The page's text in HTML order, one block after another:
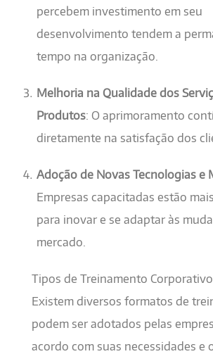
percebem investimento em seu
desenvolvimento tendem a
tempo na organização.
Melhoria na Qualidade dos
Produtos: O aprimoramento
diretamente na satisfação dos
Adoção de Novas Tecnologias e
Empresas capacitadas estão
para inovar e se adaptar às
mercado.
Tipos de Treinamento Corporativo
Existem diversos formatos de
podem ser adotados pelas
acordo com suas necessidades e